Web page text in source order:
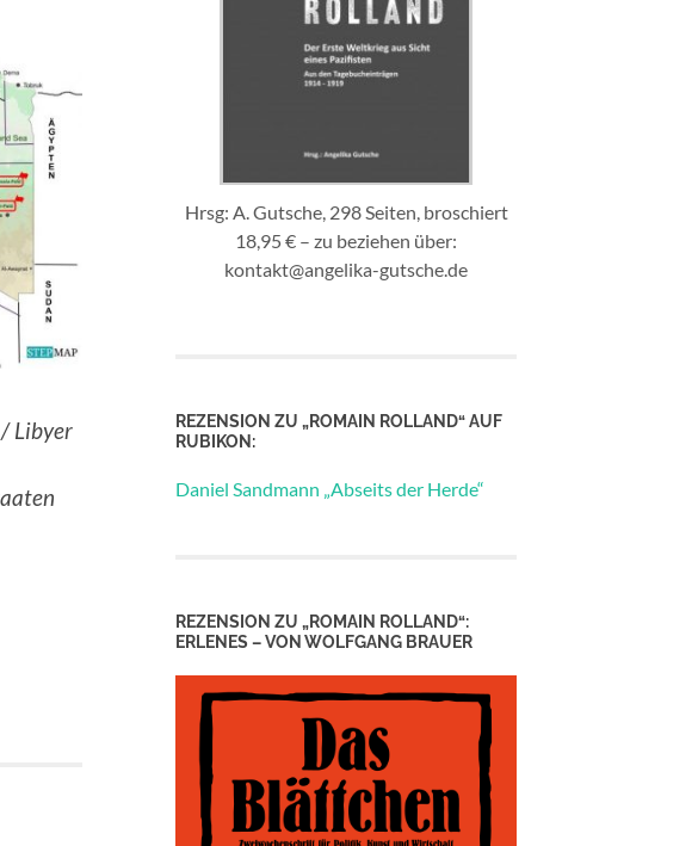
Libyer
Hrsg: A. Gutsche, 298 Seiten, broschiert
18,95 € – zu beziehen über:
kontakt@angelika-gutsche.de
REZENSION ZU „ROMAIN ROLLAND“ AUF
RUBIKON:
Daniel Sandmann „Abseits der Herde“
REZENSION ZU „ROMAIN ROLLAND“:
ERLENES – VON WOLFGANG BRAUER